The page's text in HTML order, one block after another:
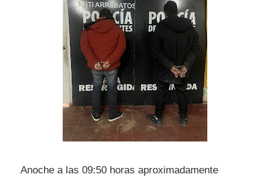
Anoche a las 09:50 horas aproximadamente